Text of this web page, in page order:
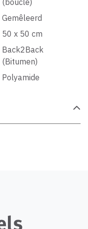
Gemêleerd
50 x 50 cm
Back2Back
(Bitumen)
Polyamide